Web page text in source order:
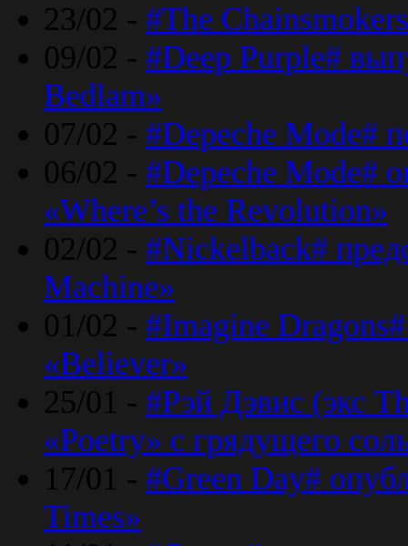
23/02 - #The
09/02 - #Deep Purple#
Bedlam»
07/02 - #Depeche Mode#
06/02 - #Depeche Mode#
«Where’s the Revolution»
02/02 - #Nickelback#
Machine»
01/02 - #Imagine
«Believer»
25/01 - #Рэй Дэвис (экс
«Poetry» с грядущего
17/01 - #Green Day#
Times»